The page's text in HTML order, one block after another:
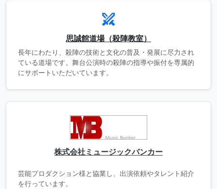
swords
思誠館道場（殺陣教室）
長年にわたり、殺陣の技術と文化の普及・発展に尽力され
ている道場です。舞台公演時の殺陣の指導や振付を専属的
にサポートいただいています。
株式会社ミュージックバンカー
芸能プロダクション様と協業し、出演依頼やタレント紹介
を行っています。